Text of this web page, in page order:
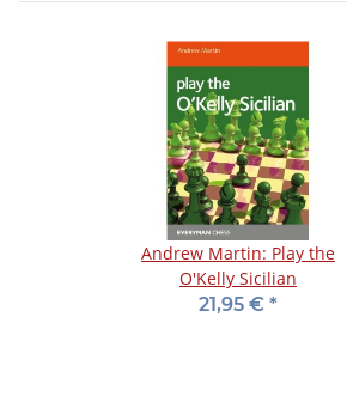
Andrew Martin: Play the
O'Kelly Sicilian
21,95 € *